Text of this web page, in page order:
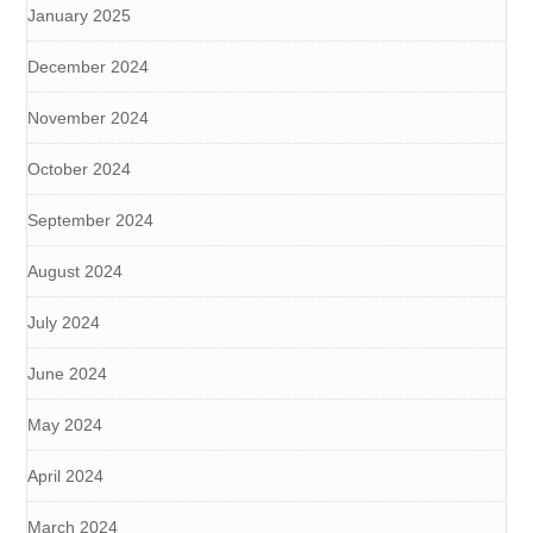
January 2025
December 2024
November 2024
October 2024
September 2024
August 2024
July 2024
June 2024
May 2024
April 2024
March 2024